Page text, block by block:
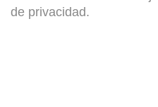
de privacidad.